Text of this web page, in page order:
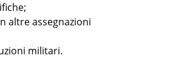
altre assegnazioni
militari.